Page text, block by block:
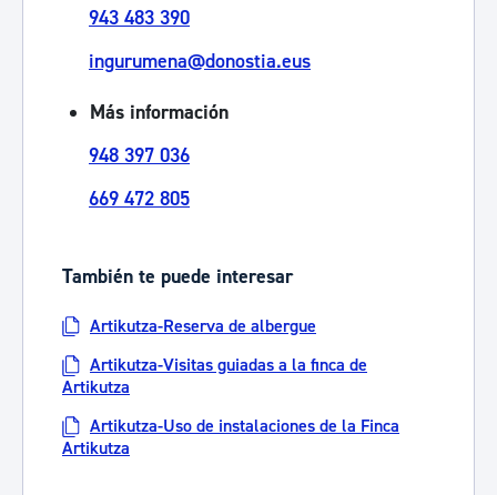
943 483 390
ingurumena@donostia.eus
Más información
948 397 036
669 472 805
También te puede interesar
Artikutza-Reserva de albergue
Artikutza-Visitas guiadas a la finca de
Artikutza
Artikutza-Uso de instalaciones de la Finca
Artikutza